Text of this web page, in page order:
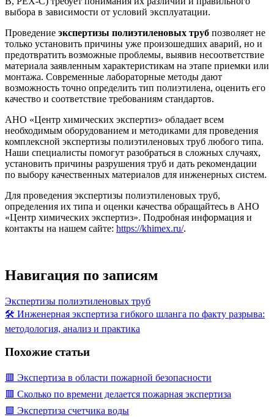
выбора в зависимости от условий эксплуатации.
Проведение экспертизы полиэтиленовых труб позволяет не
только установить причины уже произошедших аварий, но и
предотвратить возможные проблемы, выявив несоответствие
материала заявленным характеристикам на этапе приемки или
монтажа. Современные лабораторные методы дают
возможность точно определить тип полиэтилена, оценить его
качество и соответствие требованиям стандартов.
АНО «Центр химических экспертиз» обладает всем
необходимым оборудованием и методиками для проведения
комплексной экспертизы полиэтиленовых труб любого типа.
Наши специалисты помогут разобраться в сложных случаях,
установить причины разрушения труб и дать рекомендации
по выбору качественных материалов для инженерных систем.
Для проведения экспертизы полиэтиленовых труб,
определения их типа и оценки качества обращайтесь в АНО
«Центр химических экспертиз». Подробная информация и
контакты на нашем сайте: https://khimex.ru/.
Навигация по записям
Экспертизы полиэтиленовых труб
🛠️ Инженерная экспертиза гибкого шланга по факту разрыва:
методология, анализ и практика
Похожие статьи
🟥 Экспертиза в области пожарной безопасности
🟥 Сколько по времени делается пожарная экспертиза
🟩 Экспертиза счетчика воды